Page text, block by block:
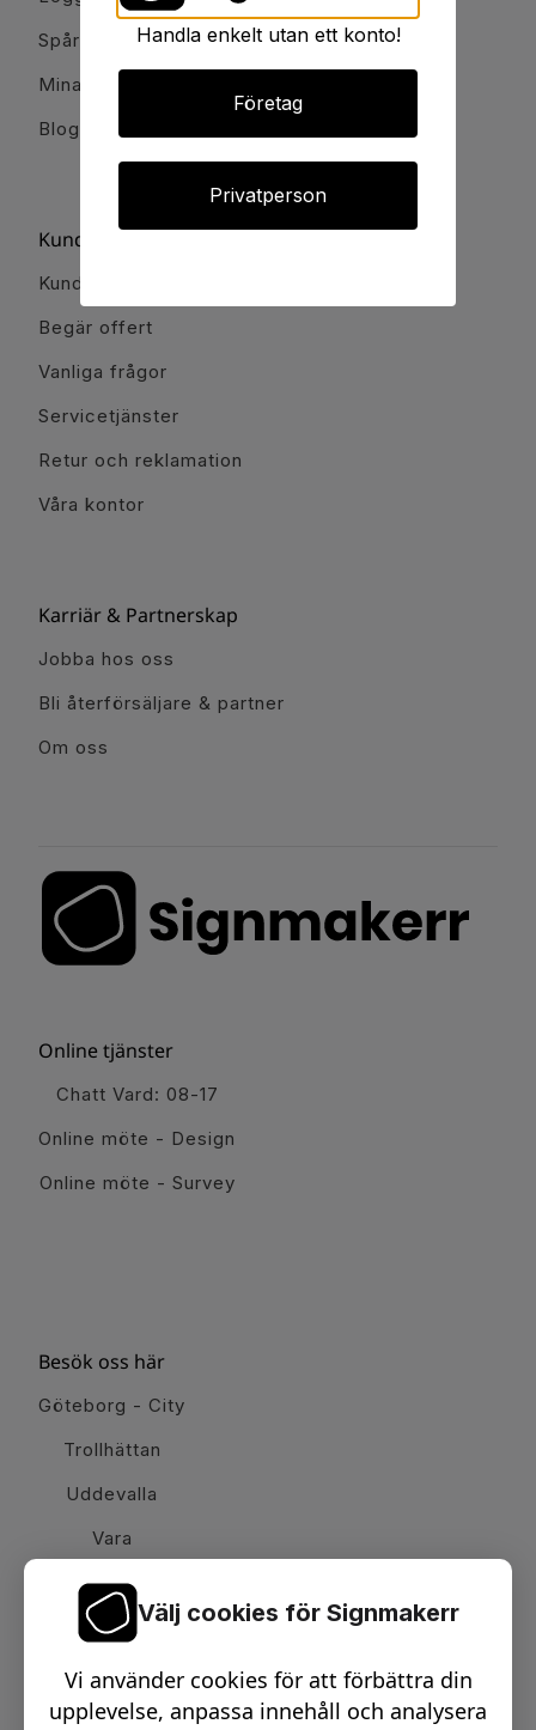
Spåra order
Mina favoriter
Blogg och guider
Kundservice
Kundservice
Begär offert
Vanliga frågor
Servicetjänster
Retur och reklamation
Våra kontor
Karriär & Partnerskap
Jobba hos oss
Bli återförsäljare & partner
Om oss
Online tjänster
Chatt Vard: 08-17
Online möte - Design
Online möte - Survey
Besök oss här
Göteborg - City
Trollhättan
Uddevalla
Vara
Email:info@signmakerr.se
Handla enkelt utan ett konto!
Företag
Privatperson
Välj cookies för Signmakerr
Vi använder cookies för att förbättra din
upplevelse, anpassa innehåll och analysera